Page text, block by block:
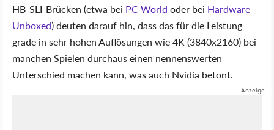
HB-SLI-Brücken (etwa bei PC World oder bei Hardware
Unboxed) deuten darauf hin, dass das für die Leistung
grade in sehr hohen Auflösungen wie 4K (3840x2160) bei
manchen Spielen durchaus einen nennenswerten
Unterschied machen kann, was auch Nvidia betont.